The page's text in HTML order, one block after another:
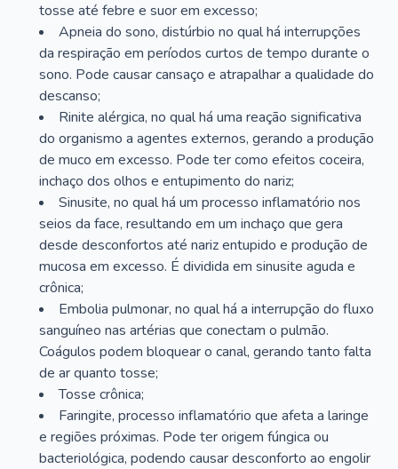
tosse até febre e suor em excesso;
Apneia do sono, distúrbio no qual há interrupções
da respiração em períodos curtos de tempo durante o
sono. Pode causar cansaço e atrapalhar a qualidade do
descanso;
Rinite alérgica, no qual há uma reação significativa
do organismo a agentes externos, gerando a produção
de muco em excesso. Pode ter como efeitos coceira,
inchaço dos olhos e entupimento do nariz;
Sinusite, no qual há um processo inflamatório nos
seios da face, resultando em um inchaço que gera
desde desconfortos até nariz entupido e produção de
mucosa em excesso. É dividida em sinusite aguda e
crônica;
Embolia pulmonar, no qual há a interrupção do fluxo
sanguíneo nas artérias que conectam o pulmão.
Coágulos podem bloquear o canal, gerando tanto falta
de ar quanto tosse;
Tosse crônica;
Faringite, processo inflamatório que afeta a laringe
e regiões próximas. Pode ter origem fúngica ou
bacteriológica, podendo causar desconforto ao engolir